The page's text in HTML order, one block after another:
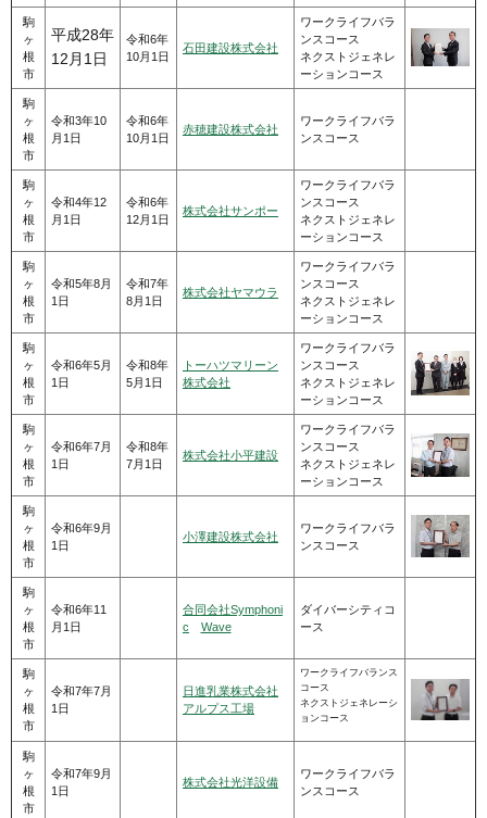
駒
ヶ
根
市
平成28年
12月1日
令和6年
10月1日
石田建設株式会社
ワークライフバラ
ンスコース
ネクストジェネレ
ーションコース
駒
ヶ
根
市
令和3年10
月1日
令和6年
10月1日
赤穂建設株式会社
ワークライフバラ
ンスコース
駒
ヶ
根
市
令和4年12
月1日
令和6年
12月1日
株式会社サンポー
ワークライフバラ
ンスコース
ネクストジェネレ
ーションコース
駒
ヶ
根
市
令和5年8月
1日
令和7年
8月1日
株式会社ヤマウラ
ワークライフバラ
ンスコース
ネクストジェネレ
ーションコース
駒
ヶ
根
市
令和6年5月
1日
令和8年
5月1日
トーハツマリーン
株式会社
ワークライフバラ
ンスコース
ネクストジェネレ
ーションコース
駒
ヶ
根
市
令和6年7月
1日
令和8年
7月1日
株式会社小平建設
ワークライフバラ
ンスコース
ネクストジェネレ
ーションコース
駒
ヶ
根
市
令和6年9月
1日
小澤建設株式会社
ワークライフバラ
ンスコース
駒
ヶ
根
市
令和6年11
月1日
合同会社Symphoni
c
Wave
ダイバーシティコ
ース
駒
ヶ
根
市
令和7年7月
1日
日進乳業株式会社
アルプス工場
ワークライフバランス
コース
ネクストジェネレーシ
ョンコース
駒
ヶ
根
市
令和7年9月
1日
株式会社光洋設備
ワークライフバラ
ンスコース